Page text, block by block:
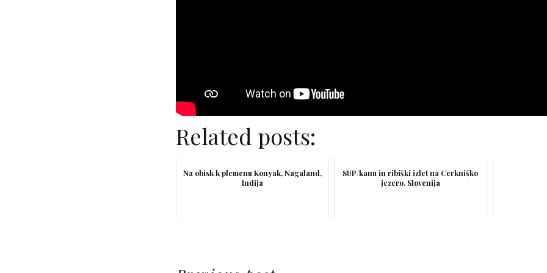
Related posts:
Na obisk k plemenu Konyak, Nagaland,
Indija
SUP/kanu in ribiški izlet na Cerkniško
jezero, Slovenija